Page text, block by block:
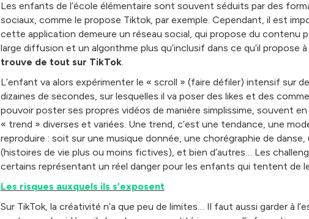
Les enfants de l’école élémentaire sont souvent séduits par des
sociaux, comme le propose Tiktok, par exemple. Cependant, il est
cette application demeure un réseau social, qui propose du contenu
large diffusion et un algorithme plus qu’inclusif dans ce qu’il propose à
trouve de tout sur TikTok.
L’enfant va alors expérimenter le « scroll » (faire défiler) intensif sur
dizaines de secondes, sur lesquelles il va poser des likes et des
pouvoir poster ses propres vidéos de manière simplissime, souvent en
« trend » diverses et variées. Une trend, c’est une tendance, une
reproduire : soit sur une musique donnée, une chorégraphie de danse,
(histoires de vie plus ou moins fictives), et bien d’autres… Les
certains représentant un réel danger pour les enfants qui tentent de
Les risques auxquels ils s’exposent
Sur TikTok, la créativité n’a que peu de limites… Il faut aussi garder à